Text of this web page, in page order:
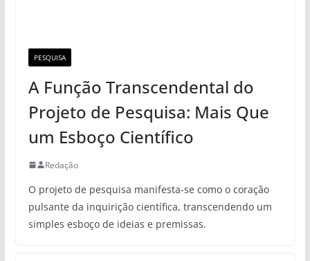
PESQUISA
A Função Transcendental do
Projeto de Pesquisa: Mais Que
um Esboço Científico
Redação
O projeto de pesquisa manifesta-se como o coração
pulsante da inquirição científica, transcendendo um
simples esboço de ideias e premissas.